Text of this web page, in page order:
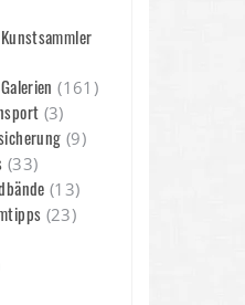
(161)
(3)
(9)
(33)
(13)
(23)